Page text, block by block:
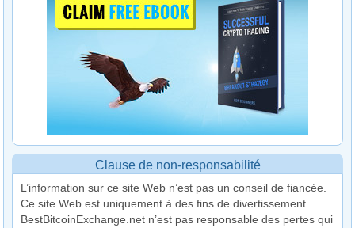
Clause de non-responsabilité
L’information sur ce site Web n’est pas un conseil de fiancée.
Ce site Web est uniquement à des fins de divertissement.
BestBitcoinExchange.net n’est pas responsable des pertes qui